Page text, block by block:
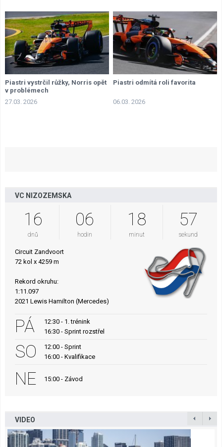
Piastri vystrčil růžky, Norris opět
v problémech
27.03. 2026
Piastri odmítá roli favorita
06.03. 2026
VC NIZOZEMSKA
16
dnů
06
hodin
18
minut
57
sekund
Circuit Zandvoort
72 kol x 4259 m
Rekord okruhu:
1:11.097
2021 Lewis Hamilton (Mercedes)
PÁ
12:30 - 1. trénink
16:30 - Sprint rozstřel
SO
12:00 - Sprint
16:00 - Kvalifikace
NE 15:00 - Závod
VIDEO